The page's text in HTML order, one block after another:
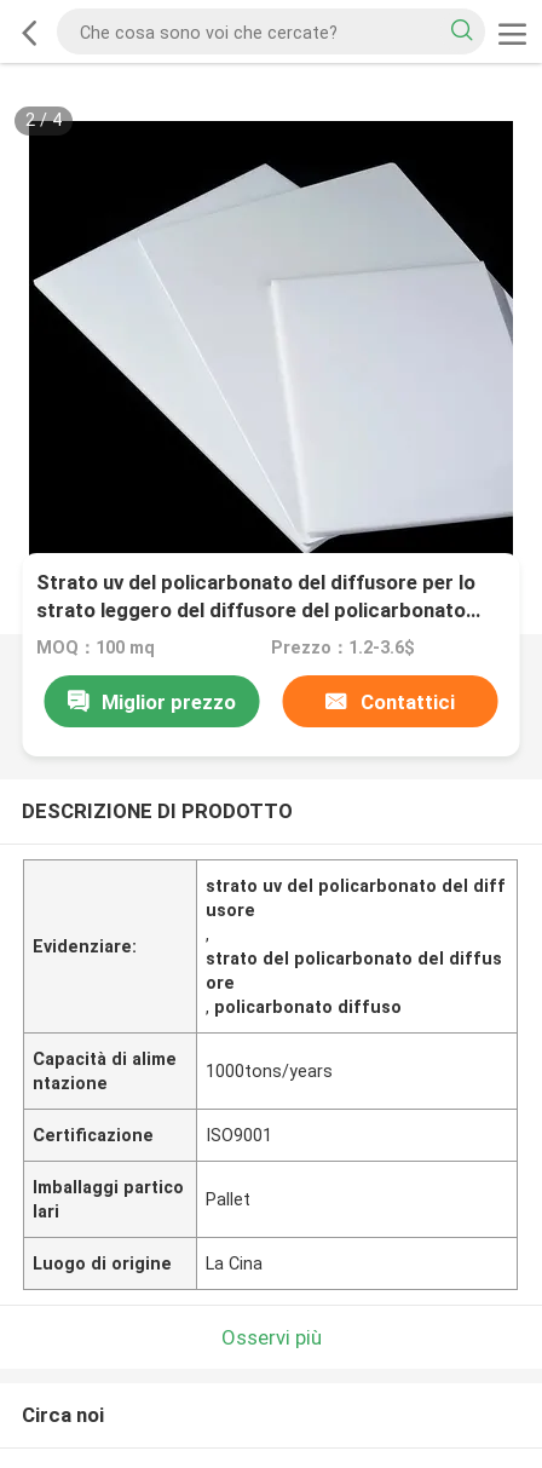
2/4
Strato uv del policarbonato del diffusore per lo
strato leggero del diffusore del policarbonato
della lampada
MOQ：100 mq Prezzo：1.2-3.6$
Miglior prezzo Contattici
DESCRIZIONE DI PRODOTTO
Evidenziare:
strato uv del policarbonato del diff
usore
,
strato del policarbonato del diffus
ore
, policarbonato diffuso
Capacità di alime
ntazione
1000tons/years
Certificazione ISO9001
Imballaggi partico
lari
Pallet
Luogo di origine La Cina
Osservi più
Circa noi